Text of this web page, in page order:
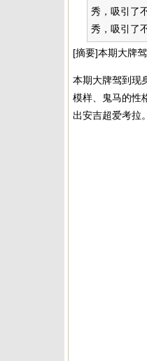
秀，吸引了
秀，吸引了
[摘要]本期大牌
本期大牌驾到现
模样、鬼马的性
出安吉超爱考拉